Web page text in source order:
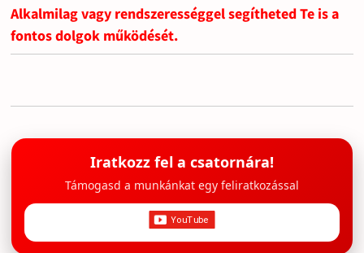
Alkalmilag vagy rendszerességgel segítheted Te is a
fontos dolgok működését.
Iratkozz fel a csatornára!
Támogasd a munkánkat egy feliratkozással